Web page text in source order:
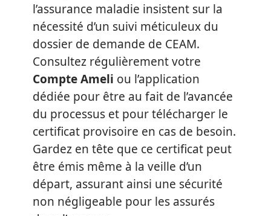
l’assurance maladie insistent sur la
nécessité d’un suivi méticuleux du
dossier de demande de CEAM.
Consultez régulièrement votre
Compte Ameli ou l’application
dédiée pour être au fait de l’avancée
du processus et pour télécharger le
certificat provisoire en cas de besoin.
Gardez en tête que ce certificat peut
être émis même à la veille d’un
départ, assurant ainsi une sécurité
non négligeable pour les assurés